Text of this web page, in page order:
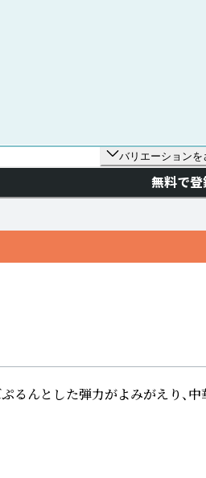
バリエーションを
無料で登
とした弾力がよみがえり